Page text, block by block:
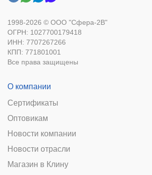
1998-2026 © ООО "Сфера-2В"
ОГРН: 1027700179418
ИНН: 7707267266
КПП: 771801001
Все права защищены
О компании
Сертификаты
Оптовикам
Новости компании
Новости отрасли
Магазин в Клину